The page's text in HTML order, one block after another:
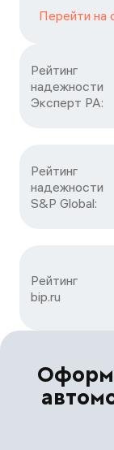
Перейти на
Рейтинг
надежности
Эксперт РА:
Рейтинг
надежности
S&P Global:
Рейтинг
bip.ru